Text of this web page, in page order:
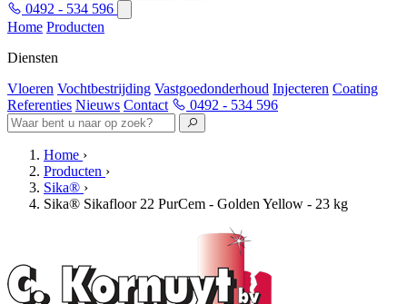
0492 - 534 596
Home Producten
Diensten
Vloeren Vochtbestrijding Vastgoedonderhoud Injecteren Coating
Referenties Nieuws Contact 0492 - 534 596
Home ›
Producten ›
Sika® ›
Sika® Sikafloor 22 PurCem - Golden Yellow - 23 kg